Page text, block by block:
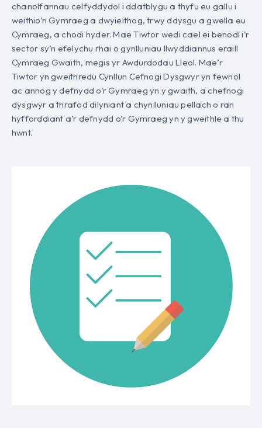
chanolfannau celfyddydol i ddatblygu a thyfu eu gallu i
weithio’n Gymraeg a dwyieithog, trwy ddysgu a gwella eu
Cymraeg, a chodi hyder. Mae Tiwtor wedi cael ei benodi i’r
sector sy’n efelychu rhai o gynlluniau llwyddiannus eraill
Cymraeg Gwaith, megis yr Awdurdodau Lleol. Mae’r
Tiwtor yn gweithredu Cynllun Cefnogi Dysgwyr yn fewnol
ac annog y defnydd o’r Gymraeg yn y gwaith, a chefnogi
dysgwyr a thrafod dilyniant a chynlluniau pellach o ran
hyfforddiant a’r defnydd o’r Gymraeg yn y gweithle a thu
hwnt.